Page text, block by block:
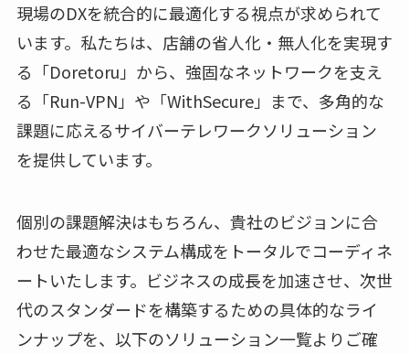
現場のDXを統合的に最適化する視点が求められて
います。私たちは、店舗の省人化・無人化を実現す
る「Doretoru」から、強固なネットワークを支え
る「Run-VPN」や「WithSecure」まで、多角的な
課題に応えるサイバーテレワークソリューション
を提供しています。
個別の課題解決はもちろん、貴社のビジョンに合
わせた最適なシステム構成をトータルでコーディネ
ートいたします。ビジネスの成長を加速させ、次世
代のスタンダードを構築するための具体的なライ
ンナップを、以下のソリューション一覧よりご確